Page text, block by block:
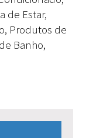
de Estar,
Produtos de
Banho,